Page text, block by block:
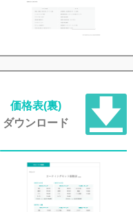
価格表(裏)
ダウンロード